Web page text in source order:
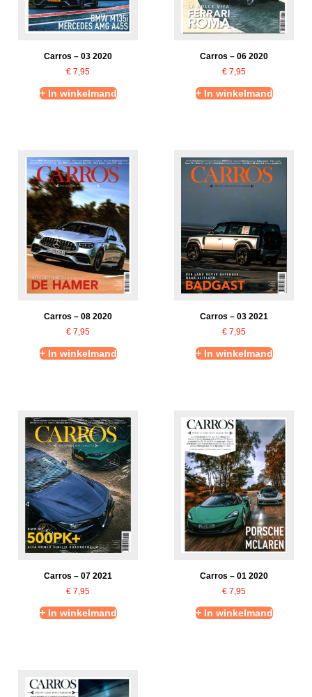
Carros – 03 2020
€ 7,95
+ In winkelmand
Carros – 06 2020
€ 7,95
+ In winkelmand
Carros – 08 2020
€ 7,95
+ In winkelmand
Carros – 03 2021
€ 7,95
+ In winkelmand
Carros – 07 2021
€ 7,95
+ In winkelmand
Carros – 01 2020
€ 7,95
+ In winkelmand